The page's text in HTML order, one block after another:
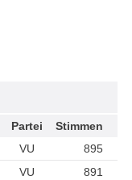
Partei
Stimmen
VU
895
VU
891